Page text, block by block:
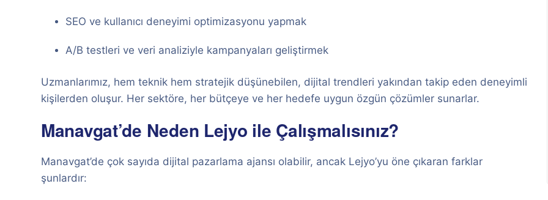
SEO ve kullanıcı deneyimi optimizasyonu yapmak
A/B testleri ve veri analiziyle kampanyaları geliştirmek
Uzmanlarımız, hem teknik hem stratejik düşünebilen, dijital trendleri yakından takip eden deneyimli
kişilerden oluşur. Her sektöre, her bütçeye ve her hedefe uygun özgün çözümler sunarlar.
Manavgat’de Neden Lejyo ile Çalışmalısınız?
Manavgat’de çok sayıda dijital pazarlama ajansı olabilir, ancak Lejyo’yu öne çıkaran farklar
şunlardır: